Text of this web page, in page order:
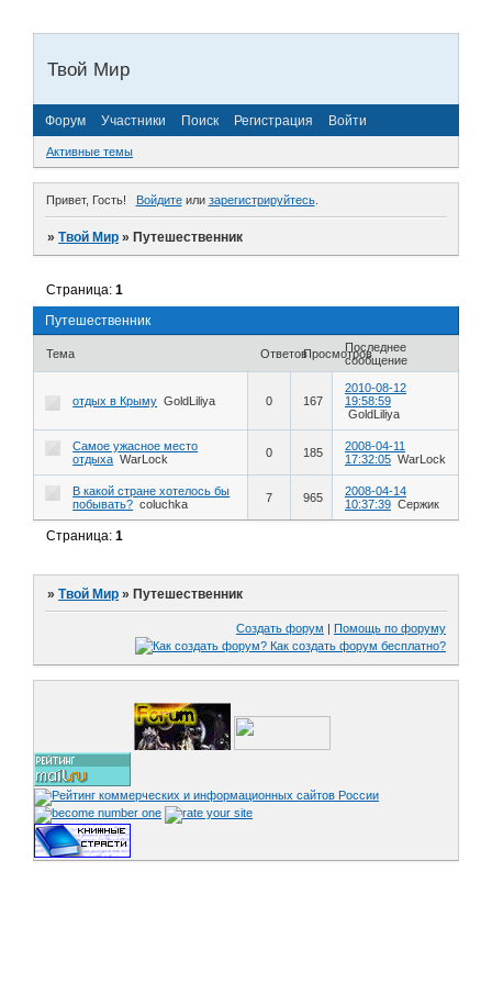
Твой Мир
Форум Участники Поиск Регистрация Войти
Активные темы
Привет, Гость! Войдитеили зарегистрируйтесь.
»Твой Мир »Путешественник
Путешественник
Страница:1
Тема ОтветовПросмотровПоследнее
сообщение
отдых в Крыму GoldLiliya 0 167
2010-08-12
19:58:59
GoldLiliya
Самое ужасное место
отдыха WarLock 0 185
2008-04-11
17:32:05 WarLock
В какой стране хотелось бы
побывать? coluchka 7 965
2008-04-14
10:37:39 Сержик
Страница:1
»Твой Мир »Путешественник
Создать форум Помощь по форуму